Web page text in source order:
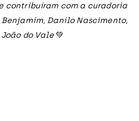
contribuíram com a curadoria
Benjamim, Danilo Nascimento,
João do Vale💚